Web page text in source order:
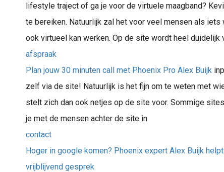
lifestyle traject of ga je voor de virtuele maagband?
te bereiken. Natuurlijk zal het voor veel mensen als
ook virtueel kan werken. Op de site wordt heel duidelijk
afspraak
Plan jouw 30 minuten call met Phoenix Pro Alex Buijk
zelf via de site! Natuurlijk is het fijn om te weten met
stelt zich dan ook netjes op de site voor. Sommige
je met de mensen achter de site in
contact
Hoger in google komen? Phoenix expert Alex Buijk
vrijblijvend gesprek